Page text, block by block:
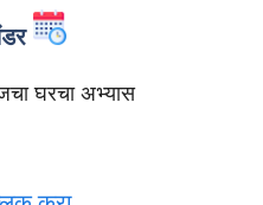
घरचा अभ्यास